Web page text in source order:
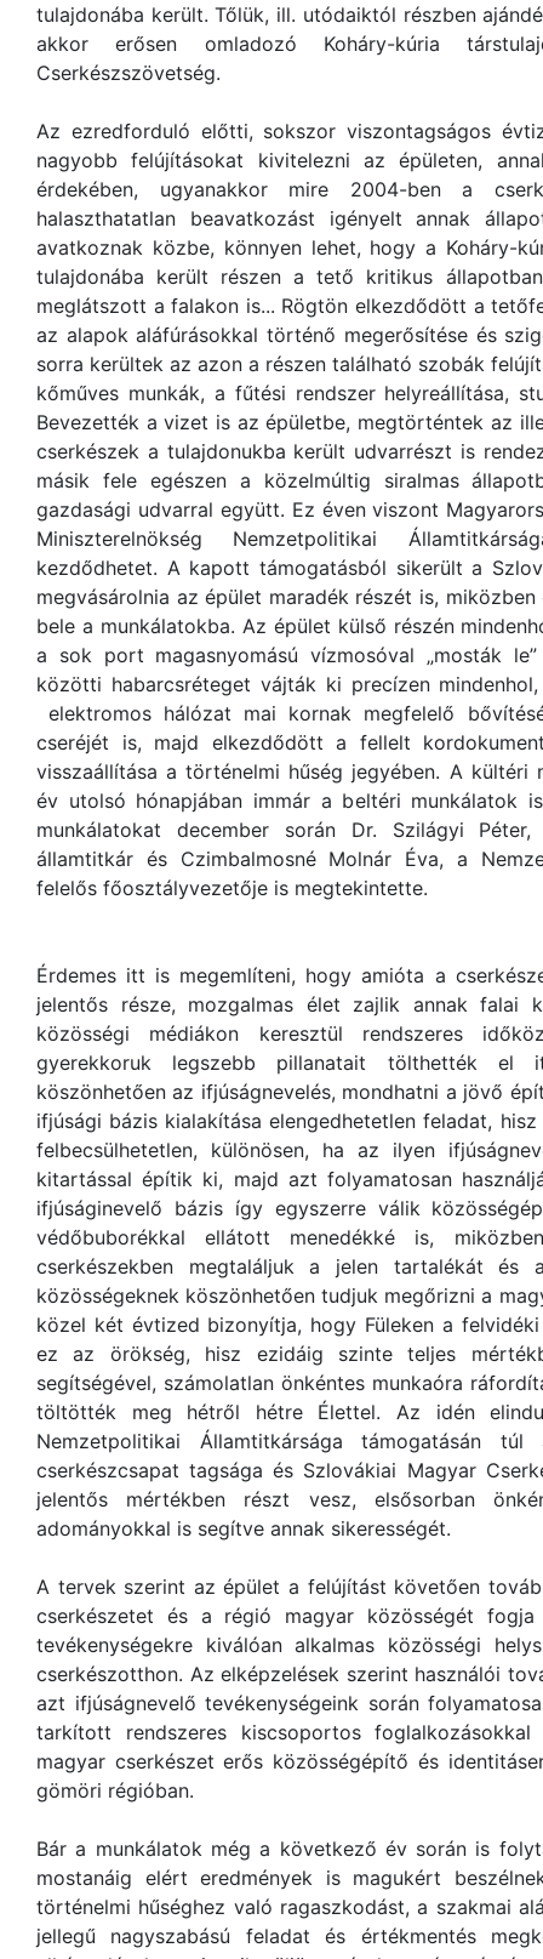
tulajdonába került. Tőlük, ill. utódaiktól részben
akkor erősen omladozó Koháry-kúria
Cserkészszövetség.
Az ezredforduló előtti, sokszor viszontagságos
nagyobb felújításokat kivitelezni az épületen,
érdekében, ugyanakkor mire 2004-ben a
halaszthatatlan beavatkozást igényelt annak
avatkoznak közbe, könnyen lehet, hogy a Koháry-
tulajdonába került részen a tető kritikus
meglátszott a falakon is... Rögtön elkezdődött a
az alapok aláfúrásokkal történő megerősítése és
sorra kerültek az azon a részen található szobák
kőműves munkák, a fűtési rendszer helyreállítása,
Bevezették a vizet is az épületbe, megtörténtek az
cserkészek a tulajdonukba került udvarrészt is
másik fele egészen a közelmúltig siralmas
gazdasági udvarral együtt. Ez éven viszont
Miniszterelnökség Nemzetpolitikai
kezdődhetet. A kapott támogatásból sikerült a
megvásárolnia az épület maradék részét is,
bele a munkálatokba. Az épület külső részén
a sok port magasnyomású vízmosóval „mosták
közötti habarcsréteget vájták ki precízen
elektromos hálózat mai kornak megfelelő
cseréjét is, majd elkezdődött a fellelt
visszaállítása a történelmi hűség jegyében. A kültéri
év utolsó hónapjában immár a beltéri munkálatok
munkálatokat december során Dr. Szilágyi
államtitkár és Czimbalmosné Molnár Éva, a
felelős főosztályvezetője is megtekintette.
Érdemes itt is megemlíteni, hogy amióta a
jelentős része, mozgalmas élet zajlik annak falai
közösségi médiákon keresztül rendszeres
gyerekkoruk legszebb pillanatait tölthették el
köszönhetően az ifjúságnevelés, mondhatni a jövő
ifjúsági bázis kialakítása elengedhetetlen feladat,
felbecsülhetetlen, különösen, ha az ilyen
kitartással építik ki, majd azt folyamatosan
ifjúságinevelő bázis így egyszerre válik
védőbuborékkal ellátott menedékké is,
cserkészekben megtaláljuk a jelen tartalékát
közösségeknek köszönhetően tudjuk megőrizni a
közel két évtized bizonyítja, hogy Füleken a
ez az örökség, hisz ezidáig szinte teljes
segítségével, számolatlan önkéntes munkaóra
töltötték meg hétről hétre Élettel. Az idén
Nemzetpolitikai Államtitkársága
cserkészcsapat tagsága és Szlovákiai Magyar
jelentős mértékben részt vesz, elsősorban
adományokkal is segítve annak sikerességét.
A tervek szerint az épület a felújítást követően
cserkészetet és a régió magyar közösségét
tevékenységekre kiválóan alkalmas közösségi
cserkészotthon. Az elképzelések szerint használói
azt ifjúságnevelő tevékenységeink során
tarkított rendszeres kiscsoportos
magyar cserkészet erős közösségépítő és
gömöri régióban.
Bár a munkálatok még a következő év során is
mostanáig elért eredmények is magukért
történelmi hűséghez való ragaszkodást, a szakmai
jellegű nagyszabású feladat és értékmentés